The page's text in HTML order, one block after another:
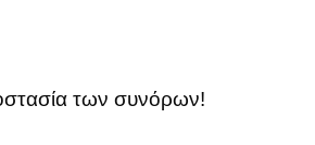
των συνόρων!